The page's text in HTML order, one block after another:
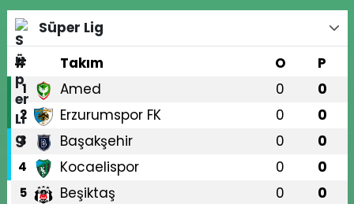
Süper Lig
#
Takım O P
1 Amed 0 0
2 Erzurumspor FK 0 0
3 Başakşehir 0 0
4 Kocaelispor 0 0
5 Beşiktaş 0 0